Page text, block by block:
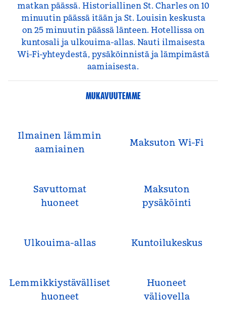
matkan päässä. Historiallinen St. Charles on 10
minuutin päässä itään ja St. Louisin keskusta
on 25 minuutin päässä länteen. Hotellissa on
kuntosali ja ulkouima-allas. Nauti ilmaisesta
Wi-Fi-yhteydestä, pysäköinnistä ja lämpimästä
aamiaisesta.
MUKAVUUTEMME
Ilmainen lämmin
aamiainen
Maksuton Wi-Fi
Savuttomat
huoneet
Maksuton
pysäköinti
Ulkouima-allas Kuntoilukeskus
Lemmikkiystävälliset
huoneet
Huoneet
väliovella